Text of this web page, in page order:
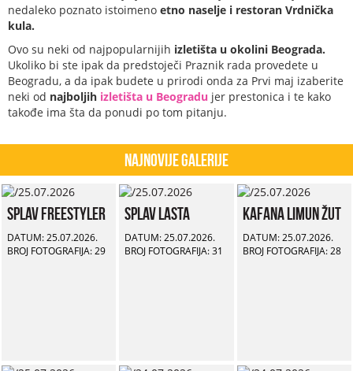
nedaleko poznato istoimeno etno naselje i restoran Vrdnička
kula.
Ovo su neki od najpopularnijih izletišta u okolini Beograda.
Ukoliko bi ste ipak da predstoječi Praznik rada provedete u
Beogradu, a da ipak budete u prirodi onda za Prvi maj izaberite
neki od najboljih izletišta u Beogradu jer prestonica i te kako
takođe ima šta da ponudi po tom pitanju.
Najnovije Galerije
Splav Freestyler
DATUM: 25.07.2026.
BROJ FOTOGRAFIJA: 29
Splav Lasta
DATUM: 25.07.2026.
BROJ FOTOGRAFIJA: 31
Kafana Limun Žut
DATUM: 25.07.2026.
BROJ FOTOGRAFIJA: 28